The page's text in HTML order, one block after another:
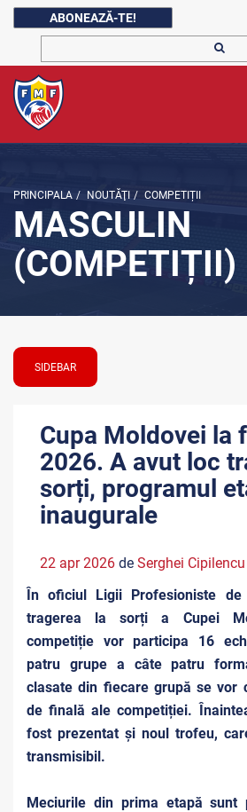
ABONEAZĂ-TE!
PRINCIPALA / NOUTĂŢI / COMPETIȚII
MASCULIN
(COMPETIȚII)
SIDEBAR
Cupa Moldovei la
2026. A avut loc
sorți, programul
inaugurale
22 apr 2026 de Serghei Cipilencu
În oficiul Ligii Profesioniste
tragerea la sorți a Cupei
competiție vor participa 16
patru grupe a câte patru
clasate din fiecare grupă se vor
de finală ale competiției.
fost prezentat și noul trofeu,
transmisibil.
Meciurile din prima etapă sunt